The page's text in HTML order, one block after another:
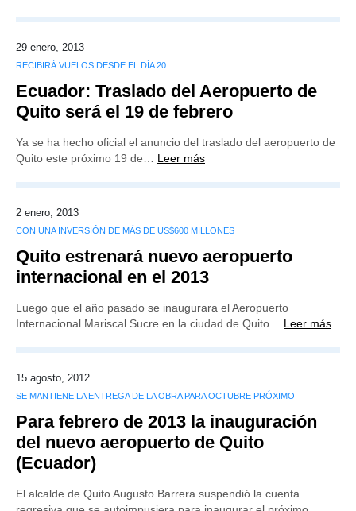
29 enero, 2013
RECIBIRÁ VUELOS DESDE EL DÍA 20
Ecuador: Traslado del Aeropuerto de
Quito será el 19 de febrero
Ya se ha hecho oficial el anuncio del traslado del aeropuerto de
Quito este próximo 19 de… Leer más
2 enero, 2013
CON UNA INVERSIÓN DE MÁS DE US$600 MILLONES
Quito estrenará nuevo aeropuerto
internacional en el 2013
Luego que el año pasado se inaugurara el Aeropuerto
Internacional Mariscal Sucre en la ciudad de Quito… Leer más
15 agosto, 2012
SE MANTIENE LA ENTREGA DE LA OBRA PARA OCTUBRE PRÓXIMO
Para febrero de 2013 la inauguración
del nuevo aeropuerto de Quito
(Ecuador)
El alcalde de Quito Augusto Barrera suspendió la cuenta